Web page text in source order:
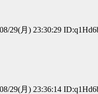
29(月) 23:30:29
29(月) 23:36:14